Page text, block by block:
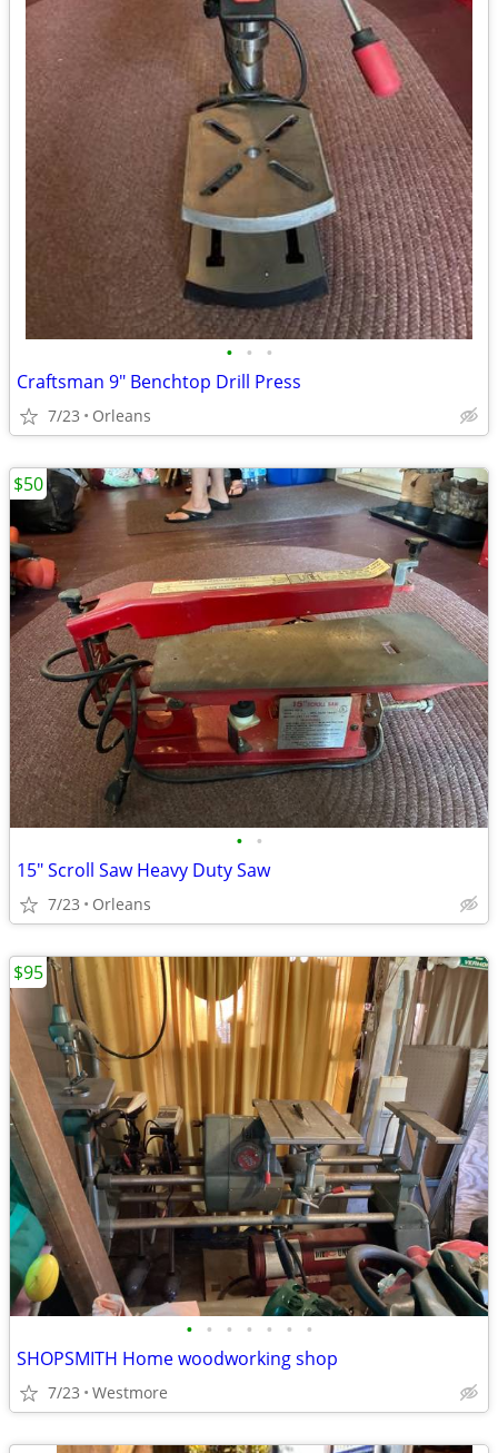
• • •
Craftsman 9" Benchtop Drill Press
7/23 Orleans
• •
15" Scroll Saw Heavy Duty Saw
7/23 Orleans
$50
• • • • • • •
SHOPSMITH Home woodworking shop
7/23 Westmore
$95